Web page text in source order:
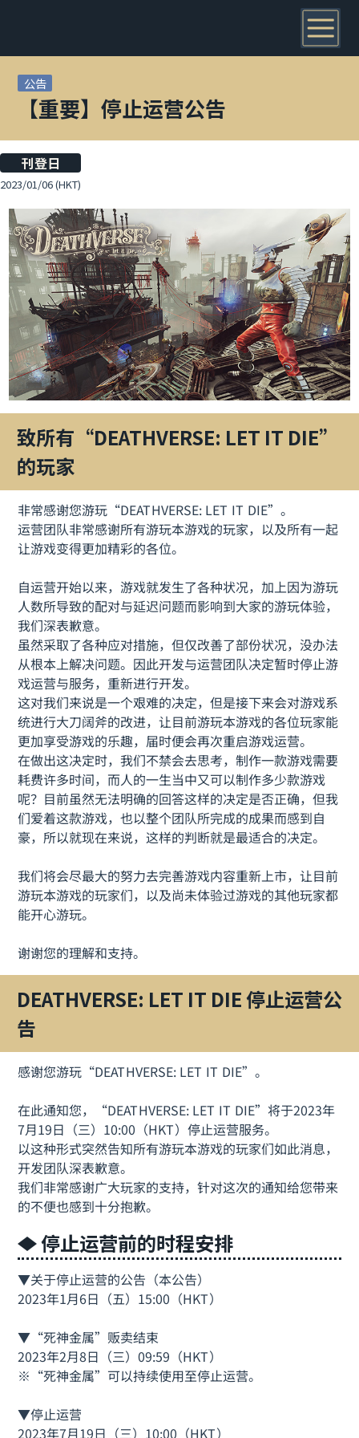
公告
【重要】停止运营公告
刊登日
2023/01/06 (HKT)
致所有“DEATHVERSE: LET IT DIE”
的玩家
非常感谢您游玩“DEATHVERSE: LET IT DIE”。
运营团队非常感谢所有游玩本游戏的玩家，以及所有一起
让游戏变得更加精彩的各位。
自运营开始以来，游戏就发生了各种状况，加上因为游玩
人数所导致的配对与延迟问题而影响到大家的游玩体验，
我们深表歉意。
虽然采取了各种应对措施，但仅改善了部份状况，没办法
从根本上解决问题。因此开发与运营团队决定暂时停止游
戏运营与服务，重新进行开发。
这对我们来说是一个艰难的决定，但是接下来会对游戏系
统进行大刀阔斧的改进，让目前游玩本游戏的各位玩家能
更加享受游戏的乐趣，届时便会再次重启游戏运营。
在做出这决定时，我们不禁会去思考，制作一款游戏需要
耗费许多时间，而人的一生当中又可以制作多少款游戏
呢？目前虽然无法明确的回答这样的决定是否正确，但我
们爱着这款游戏，也以整个团队所完成的成果而感到自
豪，所以就现在来说，这样的判断就是最适合的决定。
我们将会尽最大的努力去完善游戏内容重新上市，让目前
游玩本游戏的玩家们，以及尚未体验过游戏的其他玩家都
能开心游玩。
谢谢您的理解和支持。
DEATHVERSE: LET IT DIE 停止运营公
告
感谢您游玩“DEATHVERSE: LET IT DIE”。
在此通知您，“DEATHVERSE: LET IT DIE”将于2023年
7月19日（三）10:00（HKT）停止运营服务。
以这种形式突然告知所有游玩本游戏的玩家们如此消息，
开发团队深表歉意。
我们非常感谢广大玩家的支持，针对这次的通知给您带来
的不便也感到十分抱歉。
停止运营前的时程安排
▼关于停止运营的公告（本公告）
2023年1月6日（五）15:00（HKT）
▼“死神金属”贩卖结束
2023年2月8日（三）09:59（HKT）
※“死神金属”可以持续使用至停止运营。
▼停止运营
2023年7月19日（三）10:00（HKT）